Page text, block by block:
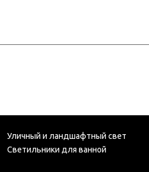
Уличный и ландшафтный свет
Светильники для ванной